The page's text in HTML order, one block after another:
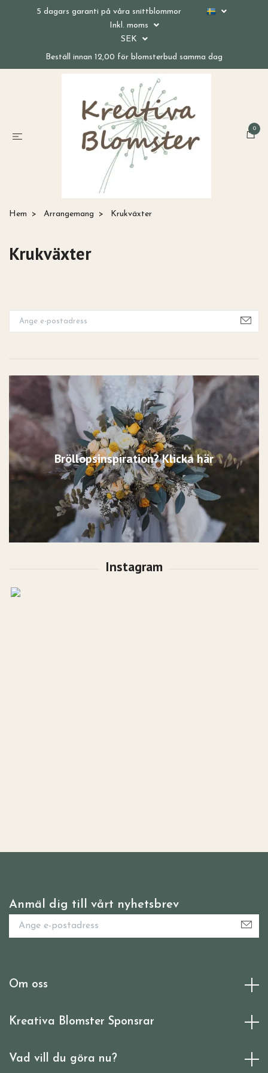
5 dagars garanti på våra snittblommor
Inkl. moms
SEK
Beställ innan 12,00 för blomsterbud samma dag
0
Bröllopsinspiration? Klicka här
Hem Arrangemang Krukväxter
Krukväxter
Anmäl dig till vårt nyhetsbrev
Om oss
Kreativa Blomster Sponsrar
Vad vill du göra nu?